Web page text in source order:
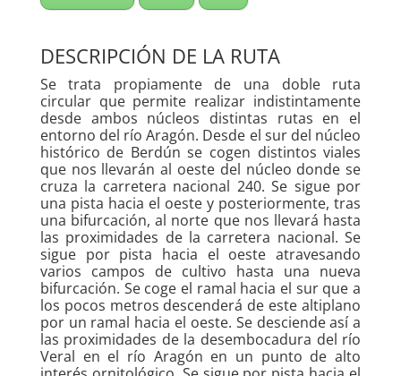
DESCRIPCIÓN DE LA RUTA
Se trata propiamente de una doble ruta
circular que permite realizar indistintamente
desde ambos núcleos distintas rutas en el
entorno del río Aragón. Desde el sur del núcleo
histórico de Berdún se cogen distintos viales
que nos llevarán al oeste del núcleo donde se
cruza la carretera nacional 240. Se sigue por
una pista hacia el oeste y posteriormente, tras
una bifurcación, al norte que nos llevará hasta
las proximidades de la carretera nacional. Se
sigue por pista hacia el oeste atravesando
varios campos de cultivo hasta una nueva
bifurcación. Se coge el ramal hacia el sur que a
los pocos metros descenderá de este altiplano
por un ramal hacia el oeste. Se desciende así a
las proximidades de la desembocadura del río
Veral en el río Aragón en un punto de alto